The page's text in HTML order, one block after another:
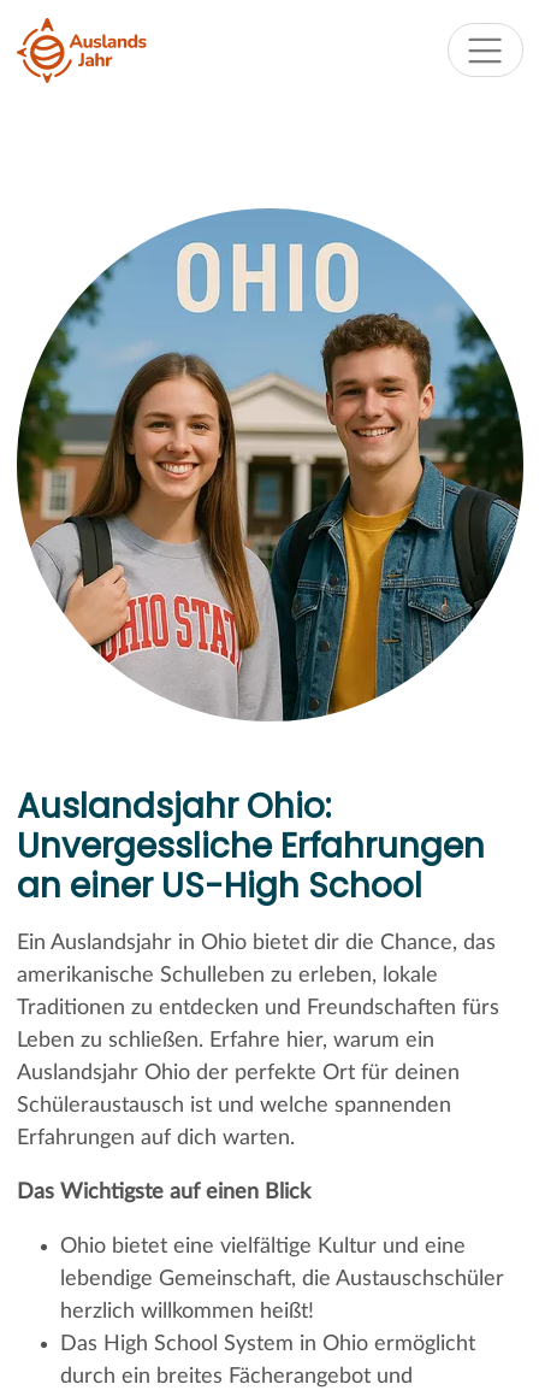
Auslandsjahr Ohio:
Unvergessliche Erfahrungen
an einer US-High School
Ein Auslandsjahr in Ohio bietet dir die Chance, das
amerikanische Schulleben zu erleben, lokale
Traditionen zu entdecken und Freundschaften fürs
Leben zu schließen. Erfahre hier, warum ein
Auslandsjahr Ohio der perfekte Ort für deinen
Schüleraustausch ist und welche spannenden
Erfahrungen auf dich warten.
Das Wichtigste auf einen Blick
Ohio bietet eine vielfältige Kultur und eine
lebendige Gemeinschaft, die Austauschschüler
herzlich willkommen heißt!
Das High School System in Ohio ermöglicht
durch ein breites Fächerangebot und